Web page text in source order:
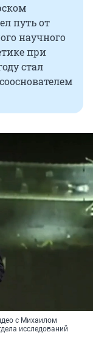
путь от
научного
при
стал
с Михаилом
исследований